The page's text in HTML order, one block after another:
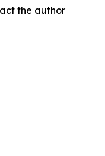
the author